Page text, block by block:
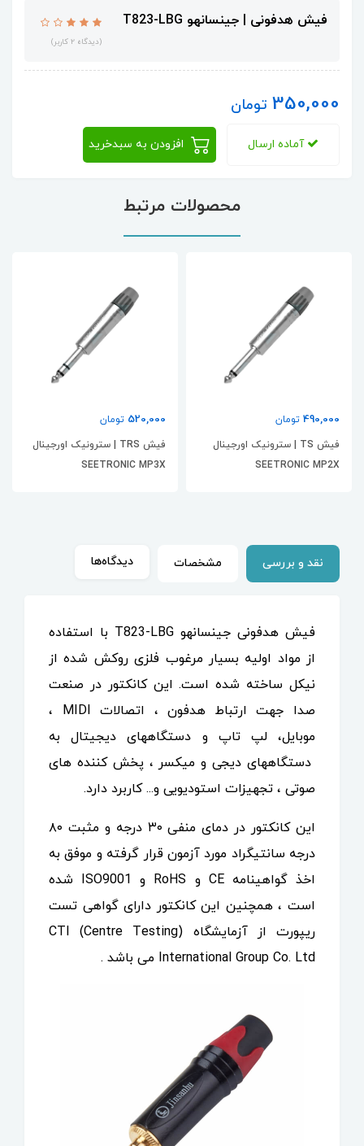
فیش هدفونی | جینسانهو T823-LBG
(دیدگاه 2 کاربر)
350,000 تومان
آماده ارسال
محصولات مرتبط
520,000
فیش TRS | سترونیک اورجینال
SEETRONIC MP3X
350,000
LBG
نقد و بررسی مشخصات دیدگاه‌ها
فیش هدفونی جینسانهو T823-LBG با استفاده
از مواد اولیه بسیار مرغوب فلزی روکش شده از
نیکل ساخته شده است. این کانکتور در صنعت
صدا جهت ارتباط هدفون ، اتصالات MIDI ،
موبایل، لپ تاپ و دستگاههای دیجیتال به
دستگاههای دیجی و میکسر ، پخش کننده های
صوتی ، تجهیزات استودیویی و... کاربرد دارد.
این کانکتور در دمای منفی ۳۰ درجه و مثبت ۸۰
درجه سانتیگراد مورد آزمون قرار گرفته و موفق به
اخذ گواهینامه CE و RoHS و ISO9001 شده
است ، همچنین این کانکتور دارای گواهی تست
ریپورت از آزمایشگاه (CTI (Centre Testing
International Group Co. Ltd می باشد .